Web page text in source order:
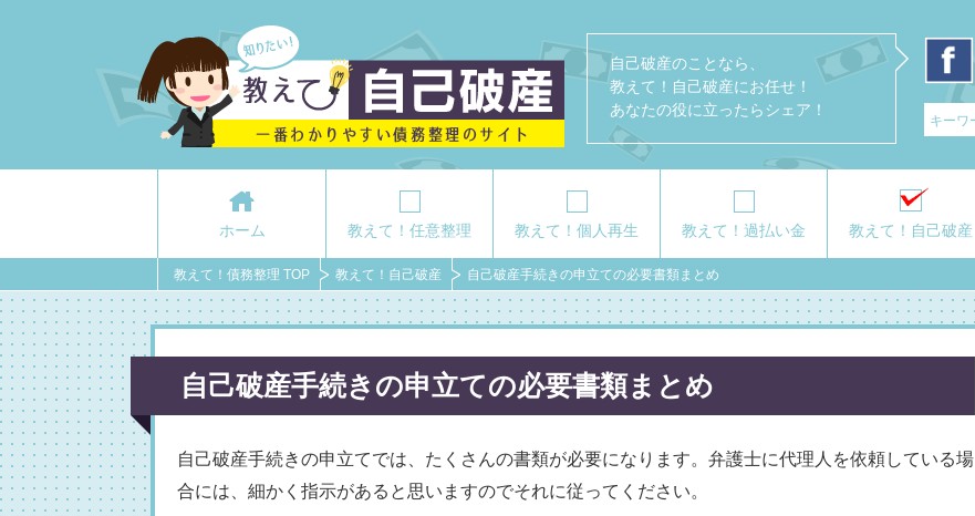
自己破産のことなら、
教えて！自己破産にお任せ！
あなたの役に立ったらシェア！
ホーム 教えて！任意整理 教えて！個人再生 教えて！過払い金 教えて！自己破産
教えて！債務整理 TOP 教えて！自己破産 自己破産手続きの申立ての必要書類まとめ
自己破産手続きの申立ての必要書類まとめ
自己破産手続きの申立てでは、たくさんの書類が必要になります。弁護士に代理人を依頼している場
合には、細かく指示があると思いますのでそれに従ってください。